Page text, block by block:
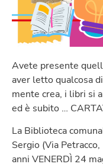
Avete presente
aver letto qualcosa
mente crea, i libri si
ed è subito …
La Biblioteca
Sergio (Via
anni VENERDÌ 24